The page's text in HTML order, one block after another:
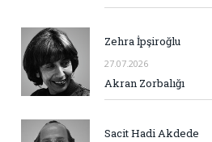
Zehra İpşiroğlu
27.07.2026
Akran Zorbalığı
Sacit Hadi Akdede